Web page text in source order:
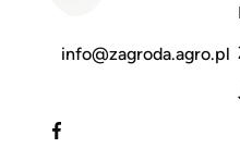
info@zagroda.agro.pl